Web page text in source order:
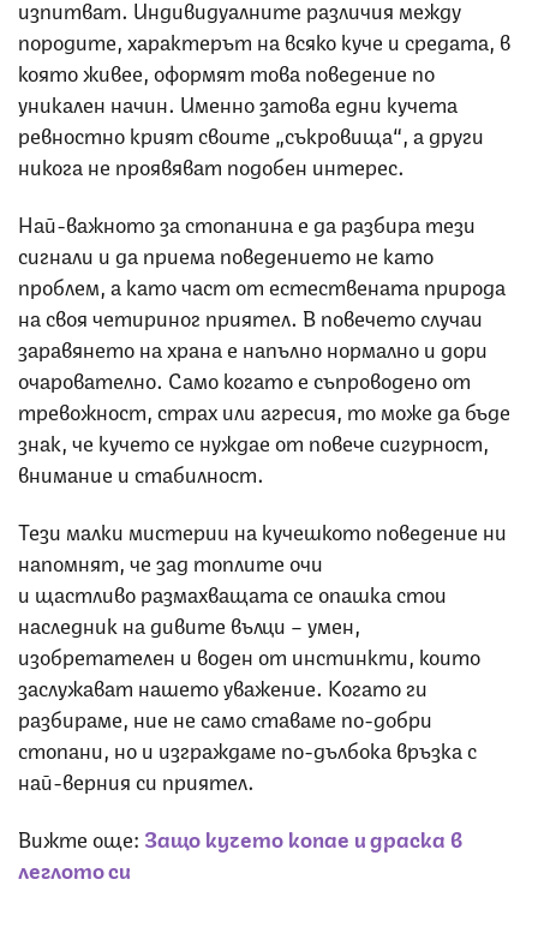
изпитват. Индивидуалните различия между
породите, характерът на всяко куче и средата, в
която живее, оформят това поведение по
уникален начин. Именно затова едни кучета
ревностно крият своите „съкровища“, а други
никога не проявяват подобен интерес.
Най-важното за стопанина е да разбира тези
сигнали и да приема поведението не като
проблем, а като част от естествената природа
на своя четириног приятел. В повечето случаи
заравянето на храна е напълно нормално и дори
очарователно. Само когато е съпроводено от
тревожност, страх или агресия, то може да бъде
знак, че кучето се нуждае от повече сигурност,
внимание и стабилност.
Тези малки мистерии на кучешкото поведение ни
напомнят, че зад топлите очи
и щастливо размахващата се опашка стои
наследник на дивите вълци – умен,
изобретателен и воден от инстинкти, които
заслужават нашето уважение. Когато ги
разбираме, ние не само ставаме по-добри
стопани, но и изграждаме по-дълбока връзка с
най-верния си приятел.
Вижте още: Защо кучето копае и драска в
леглото си